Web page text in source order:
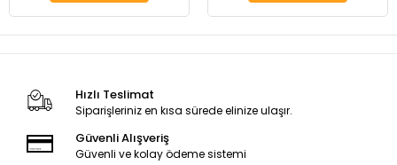
Hızlı Teslimat
Siparişleriniz en kısa sürede elinize ulaşır.
Güvenli Alışveriş
Güvenli ve kolay ödeme sistemi